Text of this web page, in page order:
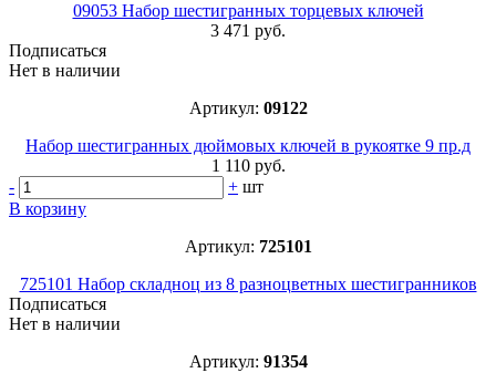
09053 Набор шестигранных торцевых ключей
3 471 руб.
Подписаться
Нет в наличии
Артикул: 09122
Набор шестигранных дюймовых ключей в рукоятке 9 пр.д
1 110 руб.
-
+ шт
В корзину
Артикул: 725101
725101 Набор складноц из 8 разноцветных шестигранников
Подписаться
Нет в наличии
Артикул: 91354